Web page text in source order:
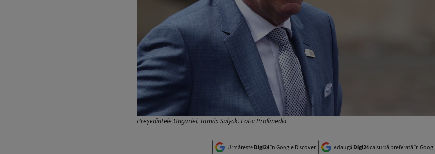
Președintele Ungariei, Tamás Sulyok. Foto: Profimedia
Urmărește Digi24în Google Discover Adaugă Digi24ca sursă preferată în